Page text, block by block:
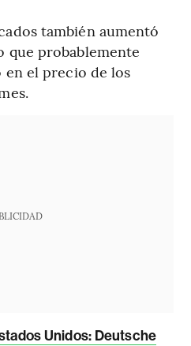
también aumentó
que probablemente
el precio de los
Unidos: Deutsche